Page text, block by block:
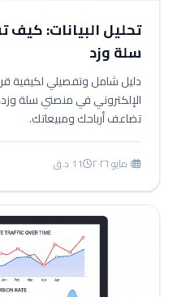
تحليل البيانات: كيف
سلة وزد
دليل شامل وتفصيلي لكيفية
الإلكتروني في منصتي سلة
تضاعف أرباحك ومبيعاتك.
١ مايو ٢٠٢٦ 11 د.ق